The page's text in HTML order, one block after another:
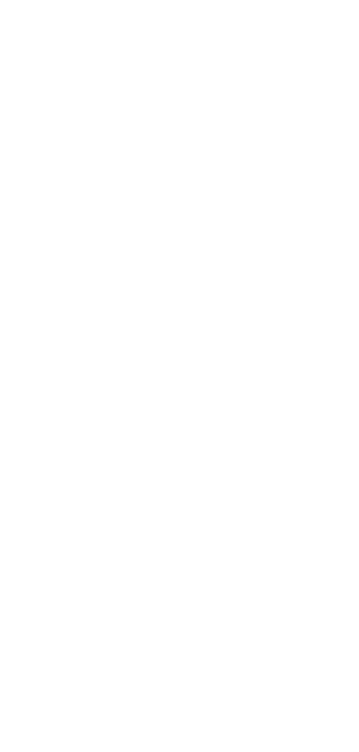
霖 宗平 张可盈 李依晓 曲栅栅 迟嘉 丁洋 崔绍涵
中华
耘豪 徐正溪
嘉琪 孙梦秋 李佑川 邬家楷
宋雨霏 许淇杰
巨 李幼斌 侯勇 于景骁 王春宇 关亚军